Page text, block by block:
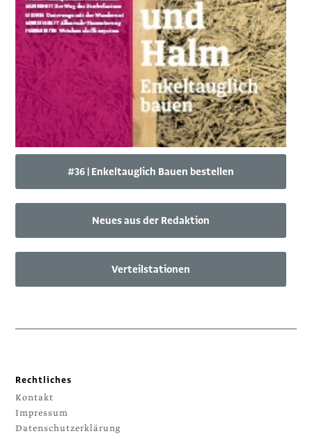
#36 | Enkeltauglich Bauen bestellen
Neues aus der Redaktion
Verteilstationen
Rechtliches
Kontakt
Impressum
Datenschutzerklärung